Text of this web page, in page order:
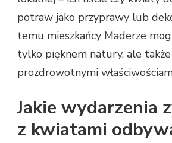
potraw jako przyprawy lub
temu mieszkańcy Maderze
tylko pięknem natury, ale
prozdrowotnymi
Jakie wydarzenia
z kwiatami